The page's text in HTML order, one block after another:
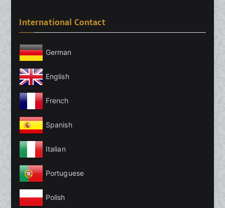
International Contact
German
English
French
Spanish
Italian
Portuguese
Polish